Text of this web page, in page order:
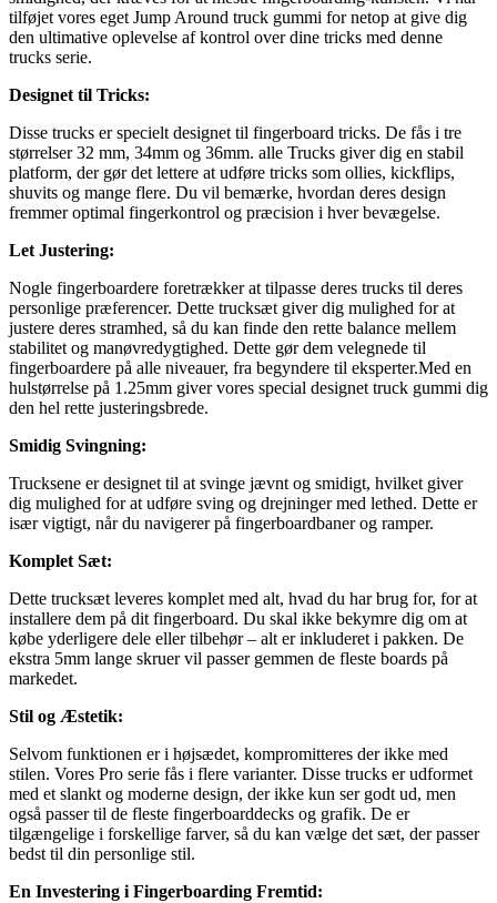
tilføjet vores eget Jump Around truck gummi for netop at give dig
den ultimative oplevelse af kontrol over dine tricks med denne
trucks serie.
Designet til Tricks:
Disse trucks er specielt designet til fingerboard tricks. De fås i tre
størrelser 32 mm, 34mm og 36mm. alle Trucks giver dig en stabil
platform, der gør det lettere at udføre tricks som ollies, kickflips,
shuvits og mange flere. Du vil bemærke, hvordan deres design
fremmer optimal fingerkontrol og præcision i hver bevægelse.
Let Justering:
Nogle fingerboardere foretrækker at tilpasse deres trucks til deres
personlige præferencer. Dette trucksæt giver dig mulighed for at
justere deres stramhed, så du kan finde den rette balance mellem
stabilitet og manøvredygtighed. Dette gør dem velegnede til
fingerboardere på alle niveauer, fra begyndere til eksperter.Med en
hulstørrelse på 1.25mm giver vores special designet truck gummi dig
den hel rette justeringsbrede.
Smidig Svingning:
Trucksene er designet til at svinge jævnt og smidigt, hvilket giver
dig mulighed for at udføre sving og drejninger med lethed. Dette er
især vigtigt, når du navigerer på fingerboardbaner og ramper.
Komplet Sæt:
Dette trucksæt leveres komplet med alt, hvad du har brug for, for at
installere dem på dit fingerboard. Du skal ikke bekymre dig om at
købe yderligere dele eller tilbehør – alt er inkluderet i pakken. De
ekstra 5mm lange skruer vil passer gemmen de fleste boards på
markedet.
Stil og Æstetik:
Selvom funktionen er i højsædet, kompromitteres der ikke med
stilen. Vores Pro serie fås i flere varianter. Disse trucks er udformet
med et slankt og moderne design, der ikke kun ser godt ud, men
også passer til de fleste fingerboarddecks og grafik. De er
tilgængelige i forskellige farver, så du kan vælge det sæt, der passer
bedst til din personlige stil.
En Investering i Fingerboarding Fremtid: